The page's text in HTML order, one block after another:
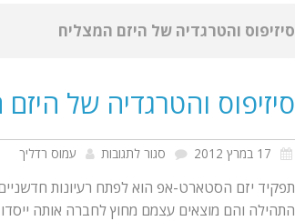
סיזיפוס והטרגדיה של היזם המצליח
סיזיפוס והטרגדיה של
סגור לתגובות על
סיזיפוס
והטרגדיה
עמוס רדליך
תפקיד יזם הסטארט-אפ הוא לפתח רעיונות
התהילה והם מוצאים עצמם מחוץ לחברה אותה